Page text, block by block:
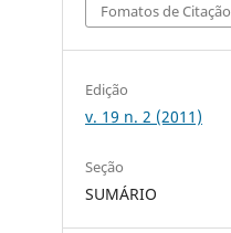
Fomatos de Citação
Edição
v. 19 n. 2 (2011)
Seção
SUMÁRIO